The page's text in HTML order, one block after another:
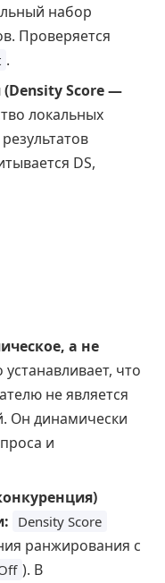
набор
Проверяется
.
(Density Score —
локальных
DS,
а не
устанавливает, что
не является
Он динамически
и
Density Score
ранжирования с
). В